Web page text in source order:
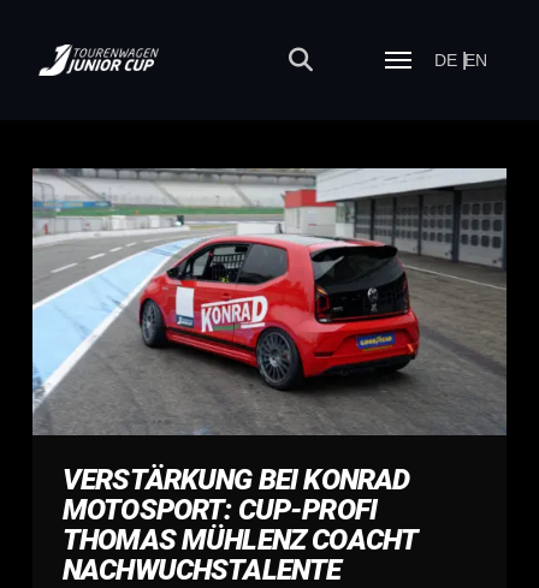
DE EN
VERSTÄRKUNG BEI KONRAD
MOTOSPORT: CUP-PROFI
THOMAS MÜHLENZ COACHT
NACHWUCHSTALENTE